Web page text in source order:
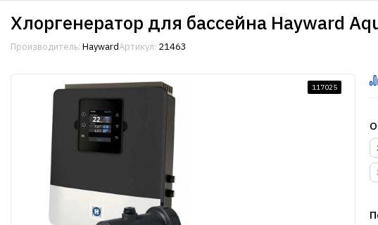
Хлоргенератор для бассейна Hayward
Производитель: HaywardАртикул: 21463
117025